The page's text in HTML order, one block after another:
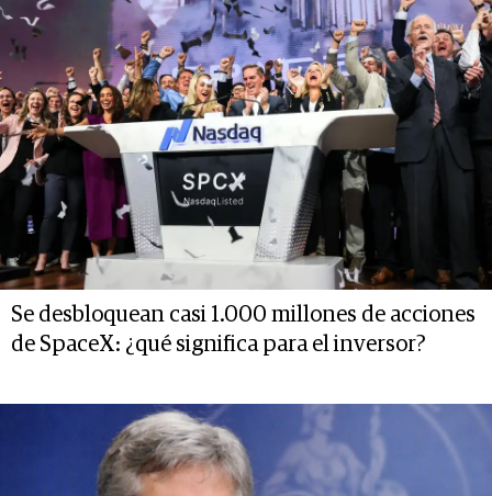
Se desbloquean casi 1.000 millones de acciones
de SpaceX: ¿qué significa para el inversor?